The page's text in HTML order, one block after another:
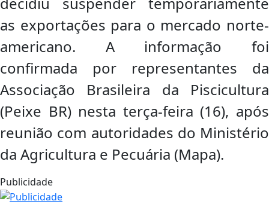
as exportações para o mercado norte-
americano. A informação foi
confirmada por representantes da
Associação Brasileira da Piscicultura
(Peixe BR) nesta terça-feira (16), após
reunião com autoridades do Ministério
da Agricultura e Pecuária (Mapa).
Publicidade